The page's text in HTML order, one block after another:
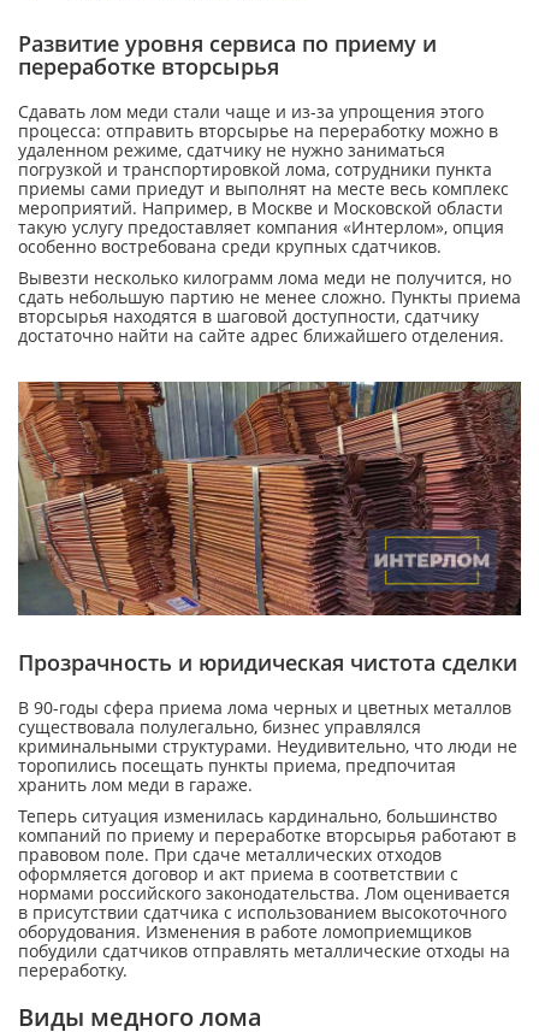
Развитие уровня сервиса по приему и
переработке вторсырья
Сдавать лом меди стали чаще и из-за упрощения этого
процесса: отправить вторсырье на переработку можно в
удаленном режиме, сдатчику не нужно заниматься
погрузкой и транспортировкой лома, сотрудники пункта
приемы сами приедут и выполнят на месте весь комплекс
мероприятий. Например, в Москве и Московской области
такую услугу предоставляет компания «Интерлом», опция
особенно востребована среди крупных сдатчиков.
Вывезти несколько килограмм лома меди не получится, но
сдать небольшую партию не менее сложно. Пункты приема
вторсырья находятся в шаговой доступности, сдатчику
достаточно найти на сайте адрес ближайшего отделения.
Прозрачность и юридическая чистота сделки
В 90-годы сфера приема лома черных и цветных металлов
существовала полулегально, бизнес управлялся
криминальными структурами. Неудивительно, что люди не
торопились посещать пункты приема, предпочитая
хранить лом меди в гараже.
Теперь ситуация изменилась кардинально, большинство
компаний по приему и переработке вторсырья работают в
правовом поле. При сдаче металлических отходов
оформляется договор и акт приема в соответствии с
нормами российского законодательства. Лом оценивается
в присутствии сдатчика с использованием высокоточного
оборудования. Изменения в работе ломоприемщиков
побудили сдатчиков отправлять металлические отходы на
переработку.
Виды медного лома